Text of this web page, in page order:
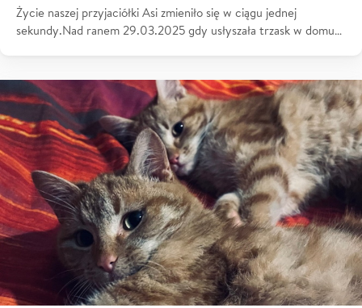
Życie naszej przyjaciółki Asi zmieniło się w ciągu jednej
sekundy.Nad ranem 29.03.2025 gdy usłyszała trzask w domu…